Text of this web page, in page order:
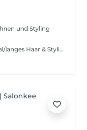
und Styling
Haardiagnose, Shampoo, Föhnen spezial/langes Haar & Styling